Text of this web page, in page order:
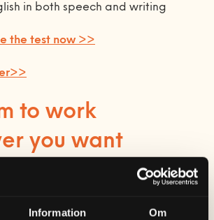
Information Om
in both speech and writing
the test now >>
to work
you want
our future furniture assembler and